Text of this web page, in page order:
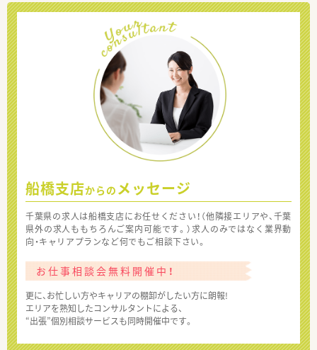
船橋支店からの メッセージ
千葉県の求人は船橋支店にお任せください！（他隣接エリアや、千葉
県外の求人ももちろんご案内可能です。）求人のみではなく業界動
向・キャリアプランなど何でもご相談下さい。
お仕事相談会無料開催中！
更に、お忙しい方やキャリアの棚卸がしたい方に朗報!
エリアを熟知したコンサルタントによる、
“出張”個別相談サービスも同時開催中です。